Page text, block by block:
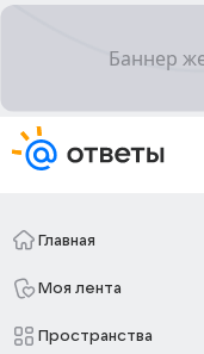
Главная
Моя лента
Пространства